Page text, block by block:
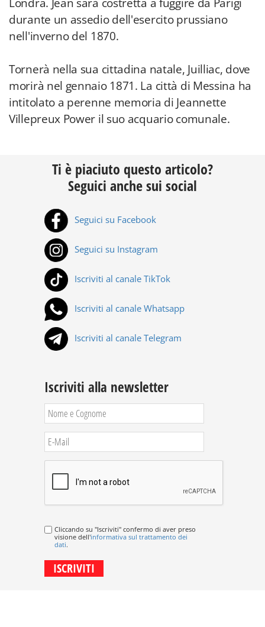
durante un assedio dell'esercito prussiano
nell'inverno del 1870.
Tornerà nella sua cittadina natale, Juilliac, dove
morirà nel gennaio 1871. La città di Messina ha
intitolato a perenne memoria di Jeannette
Villepreux Power il suo acquario comunale.
Ti è piaciuto questo articolo?
Seguici anche sui social
Seguici su Facebook
Seguici su Instagram
Iscriviti al canale TikTok
Iscriviti al canale Whatsapp
Iscriviti al canale Telegram
Iscriviti alla newsletter
Cliccando su "Iscriviti" confermo di aver preso
visione dell'informativa sul trattamento dei
dati.